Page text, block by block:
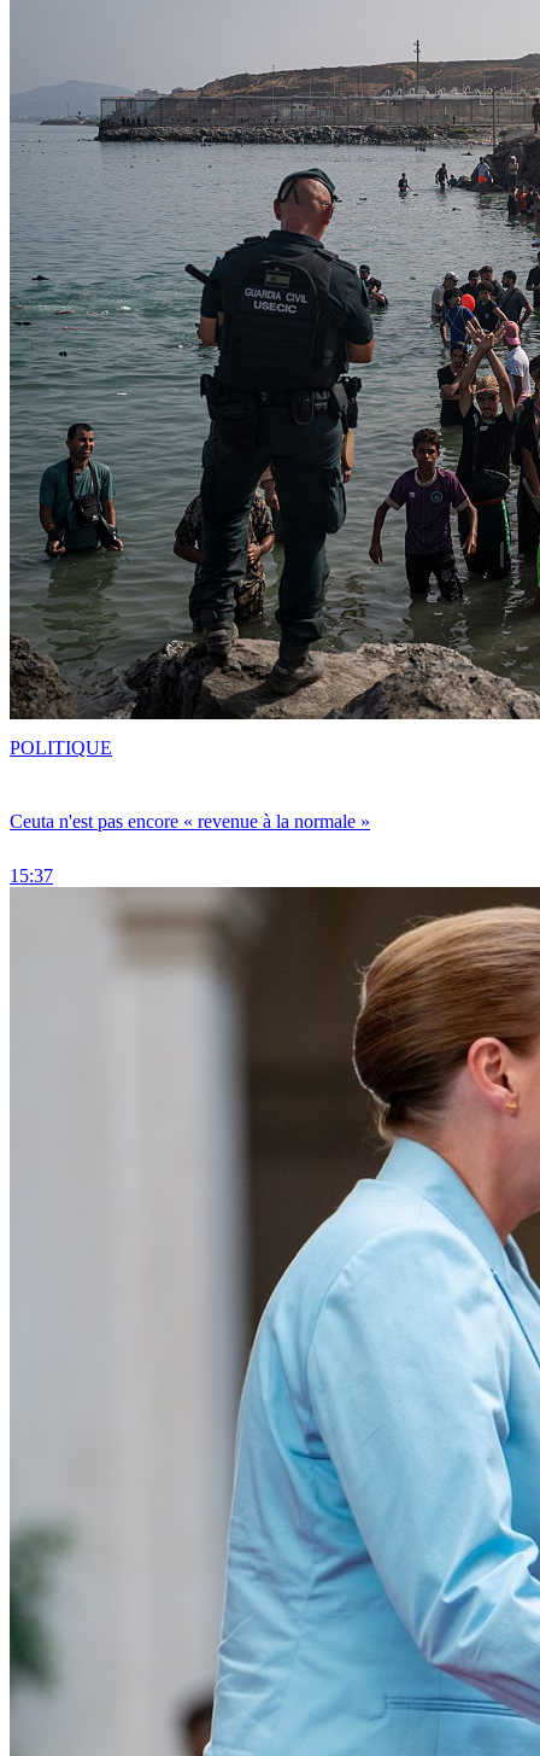
Ceuta n'est pas encore « revenue à la normale »
15:37
POLITIQUE